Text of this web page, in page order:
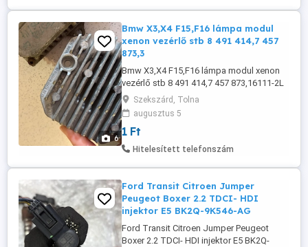
6
Bmw X3,X4 F15,F16 lámpa modul
xenon vezérlő stb 8 491 414,7 457
873,3
Bmw X3,X4 F15,F16 lámpa modul xenon
vezérlő stb 8 491 414,7 457 873,16111-2L
16111-2R, 7316210 ár után érdeklődj
Szekszárd, Tolna
augusztus 5
1 Ft
Hitelesített telefonszám
Ford Transit Citroen Jumper
Peugeot Boxer 2.2 TDCI- HDI
injektor E5 BK2Q-9K546-AG
Ford Transit Citroen Jumper Peugeot
Boxer 2.2 TDCI- HDI injektor E5 BK2Q-